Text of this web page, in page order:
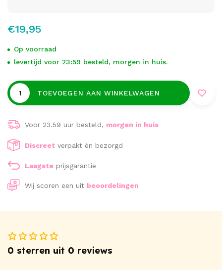
€19,95
Op voorraad
levertijd voor 23:59 besteld, morgen in huis.
TOEVOEGEN AAN WINKELWAGEN
Voor 23.59 uur besteld, morgen in huis
Discreet verpakt én bezorgd
Laagste prijsgarantie
Wij scoren een uit beoordelingen
0 sterren uit 0 reviews